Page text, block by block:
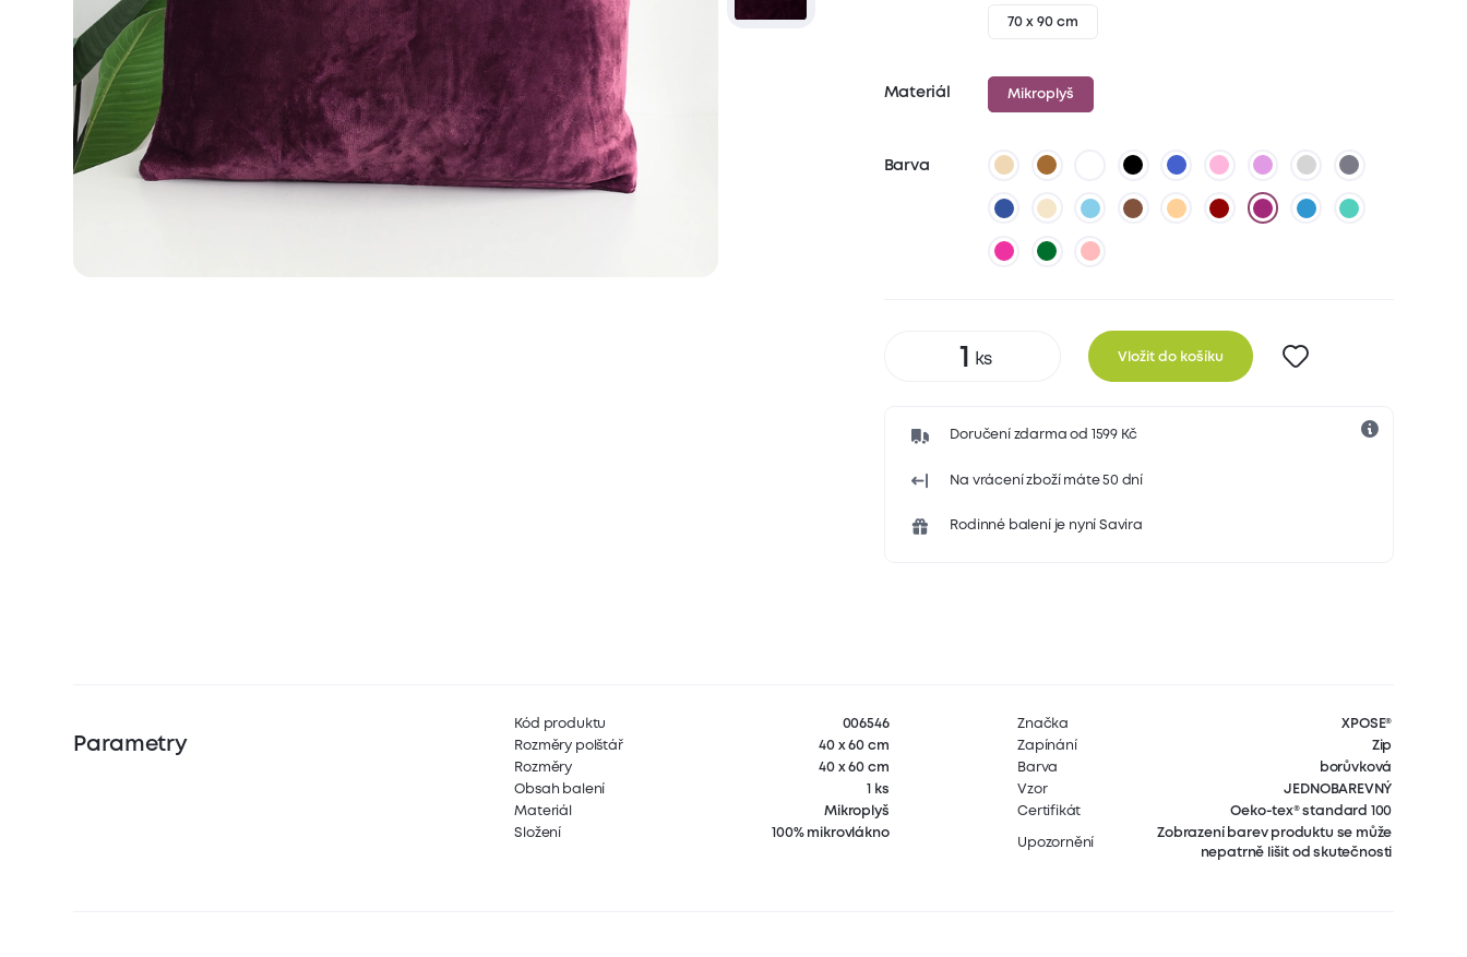
70 x 90 cm
Materiál Mikroplyš
Barva
Vložit do košíku
Doručení zdarma od 1599 Kč
Na vrácení zboží máte 50 dní
Rodinné balení je nyní Savira
Parametry
Kód produktu
006546
Rozměry polštář
40 x 60 cm
Rozměry
40 x 60 cm
Obsah balení
1 ks
Materiál
Mikroplyš
Složení
100% mikrovlákno
Značka
XPOSE®
Zapínání
Zip
Barva
borůvková
Vzor
JEDNOBAREVNÝ
Certifikát
Oeko-tex® standard 100
Upozornění
Zobrazení barev produktu se může
nepatrně lišit od skutečnosti